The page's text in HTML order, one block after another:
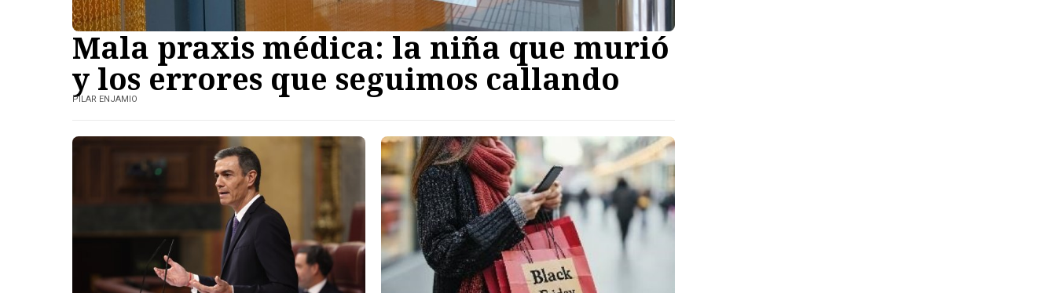
Mala praxis médica: la niña que murió
y los errores que seguimos callando
PILAR ENJAMIO